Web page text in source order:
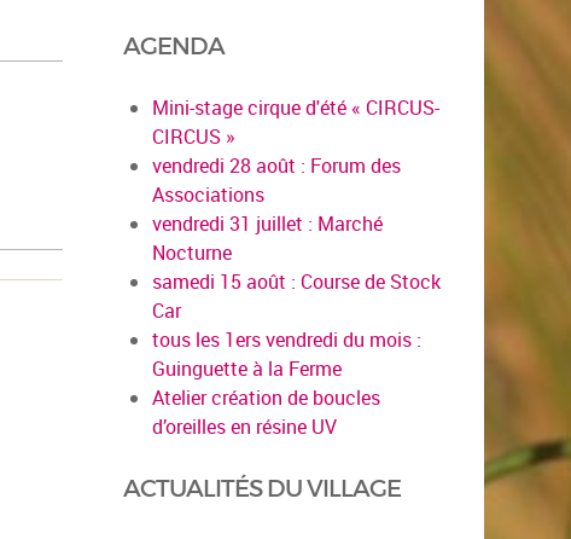
AGENDA
Mini-stage cirque d'été « CIRCUS-
CIRCUS »
vendredi 28 août : Forum des
Associations
vendredi 31 juillet : Marché
Nocturne
samedi 15 août : Course de Stock
Car
tous les 1ers vendredi du mois :
Guinguette à la Ferme
Atelier création de boucles
d’oreilles en résine UV
ACTUALITÉS DU VILLAGE